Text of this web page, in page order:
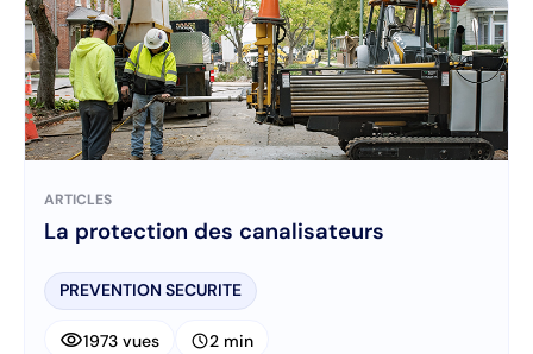
ARTICLES
La protection des canalisateurs
PREVENTION SECURITE
visibility1973 vues schedule2 min